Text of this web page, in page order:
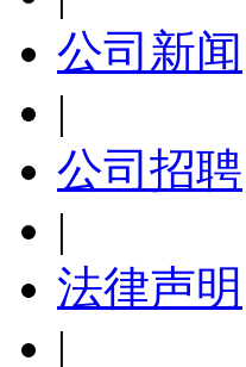
公司新闻
|
公司招聘
|
法律声明
|